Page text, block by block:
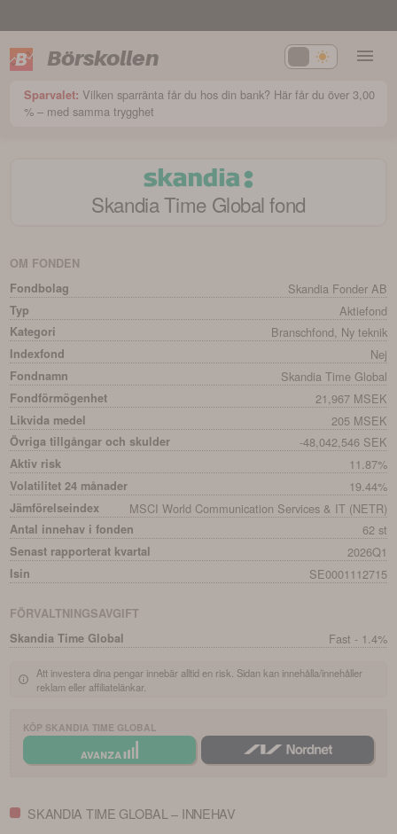
Börskollen
Sparvalet: Vilken sparränta får du hos din bank? Här får du över 3,00
% – med samma trygghet
Skandia Time Global fond
OM FONDEN
Fondbolag
Skandia Fonder AB
Typ Aktiefond
Kategori Branschfond, Ny teknik
Indexfond Nej
Fondnamn Skandia Time Global
Fondförmögenhet 21,967 MSEK
Likvida medel 205 MSEK
Övriga tillgångar och skulder -48,042,546 SEK
Aktiv risk 11.87%
Volatilitet 24 månader 19.44%
Jämförelseindex MSCI World Communication Services & IT (NETR)
Antal innehav i fonden 62 st
Senast rapporterat kvartal 2026Q1
Isin SE0001112715
FÖRVALTNINGSAVGIFT
Skandia Time Global
Fast - 1.4%
Att investera dina pengar innebär alltid en risk. Sidan kan innehålla/innehåller
reklam eller affiliatelänkar.
KÖP SKANDIA TIME GLOBAL
SKANDIA TIME GLOBAL – INNEHAV